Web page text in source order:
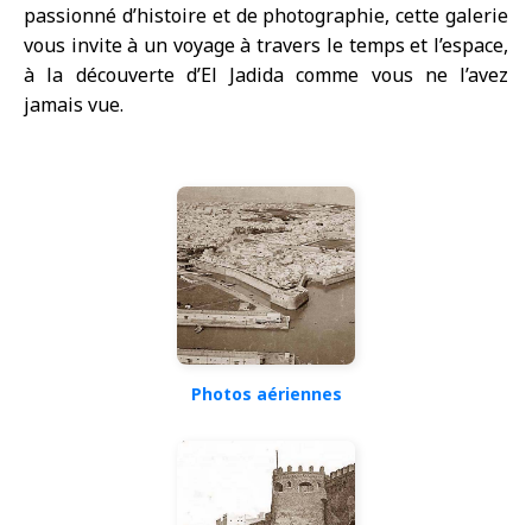
passionné d’histoire et de photographie, cette galerie
vous invite à un voyage à travers le temps et l’espace,
à la découverte d’El Jadida comme vous ne l’avez
jamais vue.
Photos aériennes